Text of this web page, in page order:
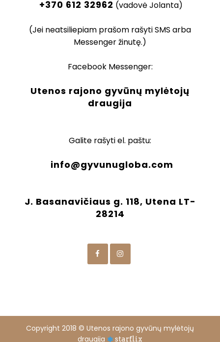
+370 612 32962 (vadovė Jolanta)
(Jei neatsiliepiam prašom rašyti SMS arba
Messenger žinutę.)
Facebook Messenger:
Utenos rajono gyvūnų mylėtojų
draugija
Galite rašyti el. paštu:
info@gyvunugloba.com
J. Basanavičiaus g. 118, Utena LT-
28214
Copyright 2018 © Utenos rajono gyvūnų mylėtojų
draugija
starflix